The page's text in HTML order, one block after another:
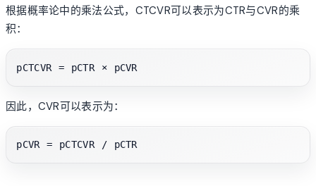
根据概率论中的乘法公式，CTCVR可以表示为CTR与CVR的乘
积：
因此，CVR可以表示为：